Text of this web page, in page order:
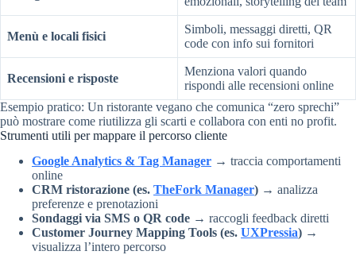
Menù e locali fisici
Simboli, messaggi diretti, QR
code con info sui fornitori
Recensioni e risposte
Menziona valori quando
rispondi alle recensioni online
Esempio pratico: Un ristorante vegano che comunica “zero sprechi”
può mostrare come riutilizza gli scarti e collabora con enti no profit.
Strumenti utili per mappare il percorso cliente
Google Analytics & Tag Manager → traccia comportamenti
online
CRM ristorazione (es. TheFork Manager) → analizza
preferenze e prenotazioni
Sondaggi via SMS o QR code → raccogli feedback diretti
Customer Journey Mapping Tools (es. UXPressia) →
visualizza l’intero percorso